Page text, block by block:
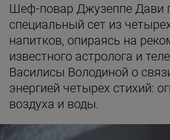
Шеф-повар Джузеппе Дави
специальный сет из
напитков, опираясь на
известного астролога и
Василисы Володиной о
энергией четырех стихий:
воздуха и воды.